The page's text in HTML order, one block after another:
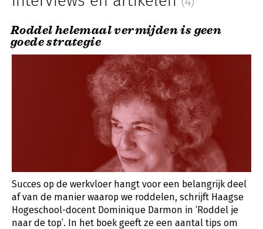
Roddel helemaal vermijden is geen
goede strategie
Succes op de werkvloer hangt voor een belangrijk deel
af van de manier waarop we roddelen, schrijft Haagse
Hogeschool-docent Dominique Darmon in ‘Roddel je
naar de top’. In het boek geeft ze een aantal tips om